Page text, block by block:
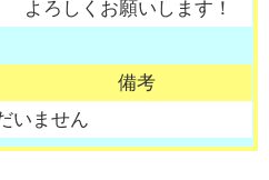
よろしくお願いします！
備考
いません